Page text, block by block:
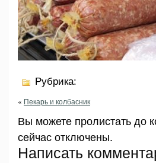
Рубрика:
« Пекарь и колбасник
Вы можете пролистать до
сейчас отключены.
Написать